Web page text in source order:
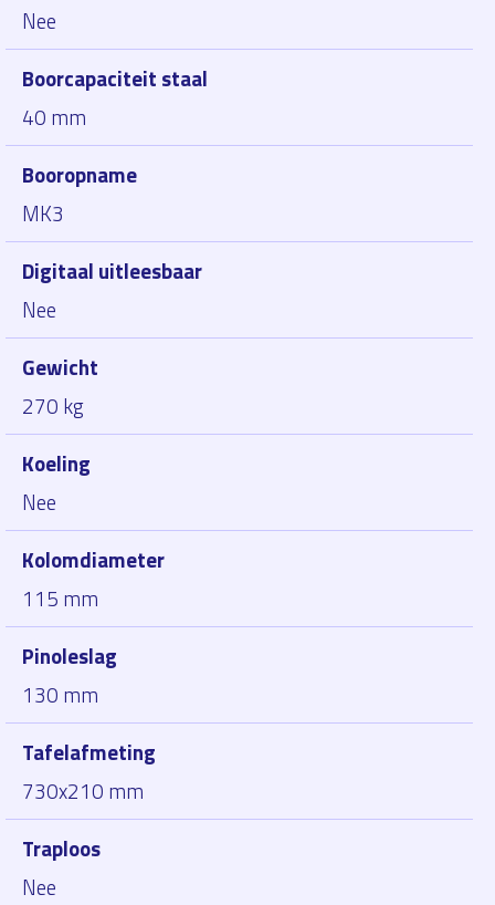
Nee
Boorcapaciteit staal
40 mm
Booropname
MK3
Digitaal uitleesbaar
Nee
Gewicht
270 kg
Koeling
Nee
Kolomdiameter
115 mm
Pinoleslag
130 mm
Tafelafmeting
730x210 mm
Traploos
Nee